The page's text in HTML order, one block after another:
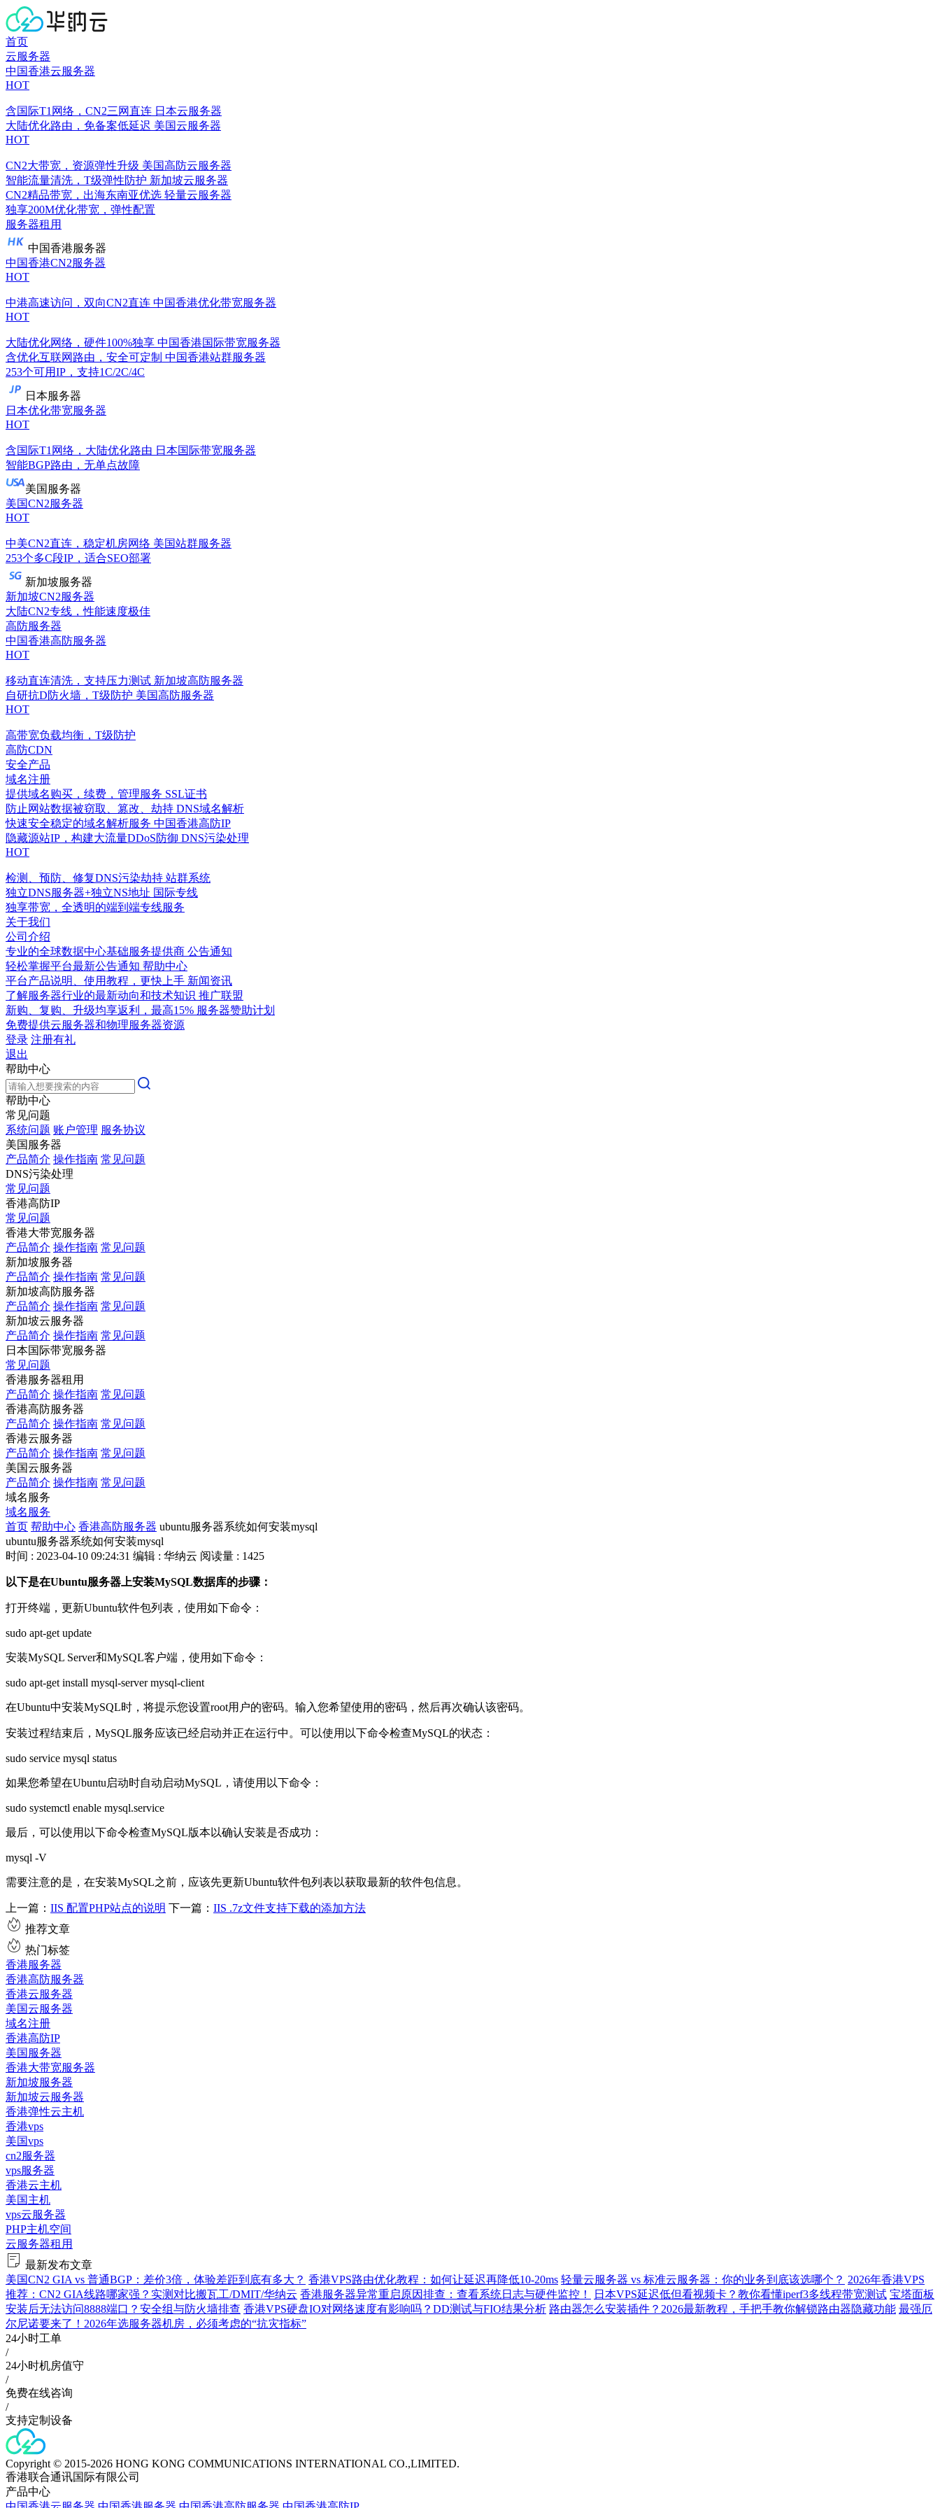
首页
云服务器
中国香港云服务器
HOT
含国际T1网络，CN2三网直连 日本云服务器
大陆优化路由，免备案低延迟 美国云服务器
HOT
CN2大带宽，资源弹性升级 美国高防云服务器
智能流量清洗，T级弹性防护 新加坡云服务器
CN2精品带宽，出海东南亚优选 轻量云服务器
独享200M优化带宽，弹性配置
服务器租用
中国香港服务器
中国香港CN2服务器
HOT
中港高速访问，双向CN2直连 中国香港优化带宽服务器
HOT
大陆优化网络，硬件100%独享 中国香港国际带宽服务器
含优化互联网路由，安全可定制 中国香港站群服务器
253个可用IP，支持1C/2C/4C
日本服务器
日本优化带宽服务器
HOT
含国际T1网络，大陆优化路由 日本国际带宽服务器
智能BGP路由，无单点故障
美国服务器
美国CN2服务器
HOT
中美CN2直连，稳定机房网络 美国站群服务器
253个多C段IP，适合SEO部署
新加坡服务器
新加坡CN2服务器
大陆CN2专线，性能速度极佳
高防服务器
中国香港高防服务器
HOT
移动直连清洗，支持压力测试 新加坡高防服务器
自研抗D防火墙，T级防护 美国高防服务器
HOT
高带宽负载均衡，T级防护
高防CDN
安全产品
域名注册
提供域名购买，续费，管理服务 SSL证书
防止网站数据被窃取、篡改、劫持 DNS域名解析
快速安全稳定的域名解析服务 中国香港高防IP
隐藏源站IP，构建大流量DDoS防御 DNS污染处理
HOT
检测、预防、修复DNS污染劫持 站群系统
独立DNS服务器+独立NS地址 国际专线
独享带宽，全透明的端到端专线服务
关于我们
公司介绍
专业的全球数据中心基础服务提供商 公告通知
轻松掌握平台最新公告通知 帮助中心
平台产品说明、使用教程，更快上手 新闻资讯
了解服务器行业的最新动向和技术知识 推广联盟
新购、复购、升级均享返利，最高15% 服务器赞助计划
免费提供云服务器和物理服务器资源
登录 注册有礼
退出
帮助中心
帮助中心
常见问题
系统问题 账户管理 服务协议
美国服务器
产品简介 操作指南 常见问题
DNS污染处理
常见问题
香港高防IP
常见问题
香港大带宽服务器
产品简介 操作指南 常见问题
新加坡服务器
产品简介 操作指南 常见问题
新加坡高防服务器
产品简介 操作指南 常见问题
新加坡云服务器
产品简介 操作指南 常见问题
日本国际带宽服务器
常见问题
香港服务器租用
产品简介 操作指南 常见问题
香港高防服务器
产品简介 操作指南 常见问题
香港云服务器
产品简介 操作指南 常见问题
美国云服务器
产品简介 操作指南 常见问题
域名服务
域名服务
首页 帮助中心 香港高防服务器 ubuntu服务器系统如何安装mysql
ubuntu服务器系统如何安装mysql
时间 : 2023-04-10 09:24:31 编辑 : 华纳云 阅读量 : 1425
以下是在Ubuntu服务器上安装MySQL数据库的步骤：
打开终端，更新Ubuntu软件包列表，使用如下命令：
sudo apt-get update
安装MySQL Server和MySQL客户端，使用如下命令：
sudo apt-get install mysql-server mysql-client
在Ubuntu中安装MySQL时，将提示您设置root用户的密码。输入您希望使用的密码，然后再次确认该密码。
安装过程结束后，MySQL服务应该已经启动并正在运行中。可以使用以下命令检查MySQL的状态：
sudo service mysql status
如果您希望在Ubuntu启动时自动启动MySQL，请使用以下命令：
sudo systemctl enable mysql.service
最后，可以使用以下命令检查MySQL版本以确认安装是否成功：
mysql -V
需要注意的是，在安装MySQL之前，应该先更新Ubuntu软件包列表以获取最新的软件包信息。
上一篇： IIS 配置PHP站点的说明 下一篇： IIS .7z文件支持下载的添加方法
推荐文章
热门标签
香港服务器
香港高防服务器
香港云服务器
美国云服务器
域名注册
香港高防IP
美国服务器
香港大带宽服务器
新加坡服务器
新加坡云服务器
香港弹性云主机
香港vps
美国vps
cn2服务器
vps服务器
香港云主机
美国主机
vps云服务器
PHP主机空间
云服务器租用
最新发布文章
美国CN2 GIA vs 普通BGP：差价3倍，体验差距到底有多大？ 香港VPS路由优化教程：如何让延迟再降低10-20ms 轻量云服务器 vs 标准云服务器：你的业务到底该选哪个？ 2026年香港VPS
推荐：CN2 GIA线路哪家强？实测对比搬瓦工/DMIT/华纳云 香港服务器异常重启原因排查：查看系统日志与硬件监控！ 日本VPS延迟低但看视频卡？教你看懂iperf3多线程带宽测试 宝塔面板
安装后无法访问8888端口？安全组与防火墙排查 香港VPS硬盘IO对网络速度有影响吗？DD测试与FIO结果分析 路由器怎么安装插件？2026最新教程，手把手教你解锁路由器隐藏功能 最强厄
尔尼诺要来了！2026年选服务器机房，必须考虑的“抗灾指标”
24小时工单
/
24小时机房值守
/
免费在线咨询
/
支持定制设备
Copyright © 2015-2026 HONG KONG COMMUNICATIONS INTERNATIONAL CO.,LIMITED.
香港联合通讯国际有限公司
产品中心